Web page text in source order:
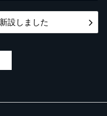
設しました